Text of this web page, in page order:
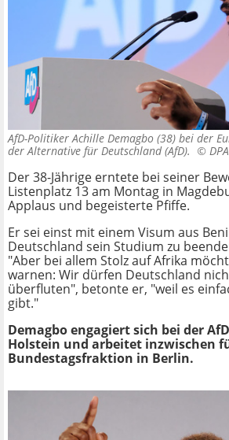
AfD-Politiker Achille Demagbo (38) bei der
der Alternative für Deutschland (AfD). © DPA
Der 38-Jährige erntete bei seiner
Listenplatz 13 am Montag in
Applaus und begeisterte Pfiffe.
Er sei einst mit einem Visum aus
Deutschland sein Studium zu
"Aber bei allem Stolz auf Afrika
warnen: Wir dürfen Deutschland
überfluten", betonte er, "weil es
gibt."
Demagbo engagiert sich bei der
Holstein und arbeitet inzwischen
Bundestagsfraktion in Berlin.